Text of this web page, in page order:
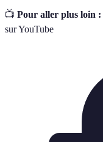
📺 Pour aller plus loin :
sur YouTube